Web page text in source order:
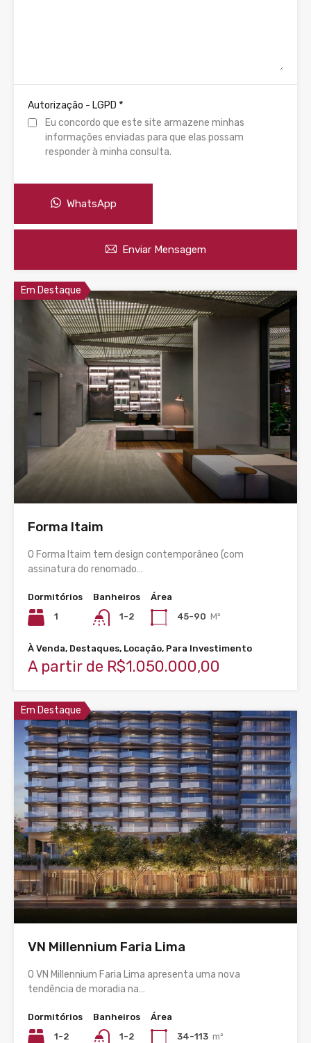
Autorização - LGPD *
Eu concordo que este site armazene minhas
informações enviadas para que elas possam
responder à minha consulta.
WhatsApp
Enviar Mensagem
Em Destaque
Forma Itaim
O Forma Itaim tem design contemporâneo (com
assinatura do renomado…
Dormitórios
1
Banheiros
1-2
Área
45-90 M²
À Venda, Destaques, Locação, Para Investimento
A partir de R$1.050.000,00
Em Destaque
VN Millennium Faria Lima
O VN Millennium Faria Lima apresenta uma nova
tendência de moradia na…
Dormitórios
1-2
Banheiros
1-2
Área
34-113 m²